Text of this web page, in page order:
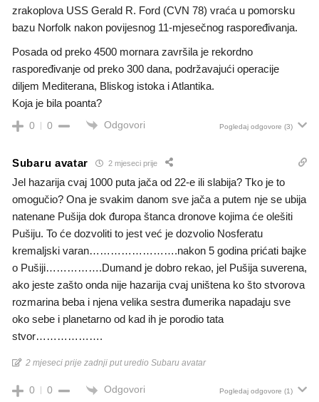
zrakoplova USS Gerald R. Ford (CVN 78) vraća u pomorsku
bazu Norfolk nakon povijesnog 11-mjesečnog raspoređivanja.
Posada od preko 4500 mornara završila je rekordno
raspoređivanje od preko 300 dana, podržavajući operacije
diljem Mediterana, Bliskog istoka i Atlantika.
Koja je bila poanta?
0 0 Odgovori Pogledaj odgovore (3)
Subaru avatar 2 mjeseci prije
Jel hazarija cvaj 1000 puta jača od 22-e ili slabija? Tko je to
omogučio? Ona je svakim danom sve jača a putem nje se ubija
natenane Pušija dok đuropa štanca dronove kojima će olešiti
Pušiju. To će dozvoliti to jest već je dozvolio Nosferatu
kremaljski varan…………………….nakon 5 godina prićati bajke
o Pušiji…………….Dumand je dobro rekao, jel Pušija suverena,
ako jeste zašto onda nije hazarija cvaj uništena ko što stvorova
rozmarina beba i njena velika sestra đumerika napadaju sve
oko sebe i planetarno od kad ih je porodio tata
stvor……………….
2 mjeseci prije zadnji put uredio Subaru avatar
0 0 Odgovori Pogledaj odgovore (1)